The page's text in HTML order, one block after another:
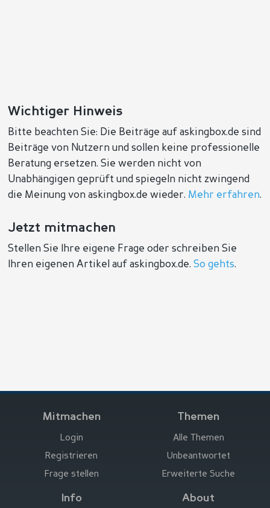
Wichtiger Hinweis
Bitte beachten Sie: Die Beiträge auf askingbox.de sind
Beiträge von Nutzern und sollen keine professionelle
Beratung ersetzen. Sie werden nicht von
Unabhängigen geprüft und spiegeln nicht zwingend
die Meinung von askingbox.de wieder. Mehr erfahren.
Jetzt mitmachen
Stellen Sie Ihre eigene Frage oder schreiben Sie
Ihren eigenen Artikel auf askingbox.de.So gehts.
Mitmachen
Login
Registrieren
Frage stellen
Themen
Alle Themen
Unbeantwortet
Erweiterte Suche
Info About